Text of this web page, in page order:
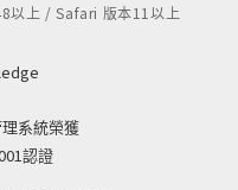
以上 / Safari 版本11以上
系統榮獲
認證